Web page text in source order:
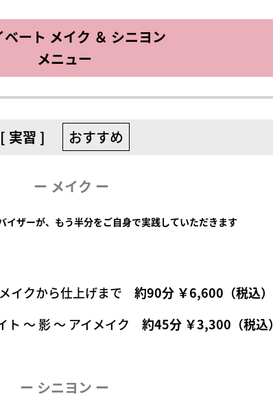
ート メイク ＆ シニヨン
メニュー
[ 実習 ] おすすめ
ー メイク ー
イザーが、もう半分をご自身で実践していただきます
イクから仕上げまで 約90分 ￥6,600（税込）
ト ～ 影 ～ アイメイク 約45分 ￥3,300（税込）
ー シニヨン ー